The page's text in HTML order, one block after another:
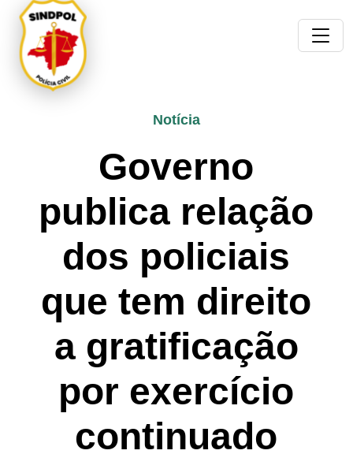
Notícia
Governo
publica relação
dos policiais
que tem direito
a gratificação
por exercício
continuado